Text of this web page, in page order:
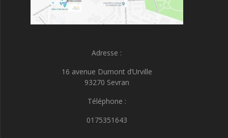
Adresse :
16 avenue Dumont d’Urville
93270 Sevran
Téléphone :
0175351643